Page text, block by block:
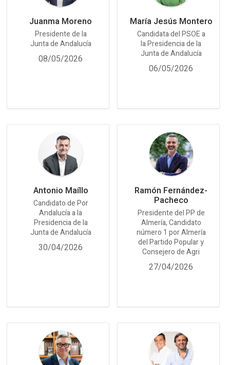
Juanma Moreno
Presidente de la
Junta de Andalucía
08/05/2026
María Jesús Montero
Candidata del PSOE a
la Presidencia de la
Junta de Andalucía
06/05/2026
Antonio Maíllo
Candidato de Por
Andalucía a la
Presidencia de la
Junta de Andalucía
30/04/2026
Ramón Fernández-
Pacheco
Presidente del PP de
Almería, Candidato
número 1 por Almería
del Partido Popular y
Consejero de Agri
27/04/2026